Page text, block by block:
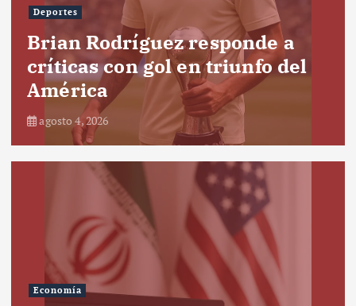
Deportes
Brian Rodríguez responde a
críticas con gol en triunfo del
América
agosto 4, 2026
Economía